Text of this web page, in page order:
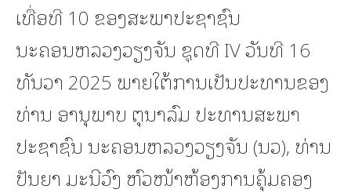
ເທື່ອທີ 10 ຂອງສະພາປະຊາຊົນ
ນະຄອນຫລວງວຽງຈັນ ຊຸດທີ IV ວັນທີ 16
ທັນວາ 2025 ພາຍໃຕ້ການເປັນປະທານຂອງ
ທ່ານ ອານຸພາບ ຕຸນາລົມ ປະທານສະພາ
ປະຊາຊົນ ນະຄອນຫລວງວຽງຈັນ (ນວ), ທ່ານ
ປັນຍາ ມະນີວົງ ຫົວໜ້າຫ້ອງການຄຸ້ມຄອງ